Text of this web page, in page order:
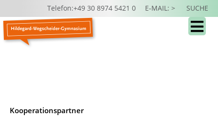
Telefon:+49 30 8974 5421 0 E-MAIL: > SUCHE
Kooperationspartner